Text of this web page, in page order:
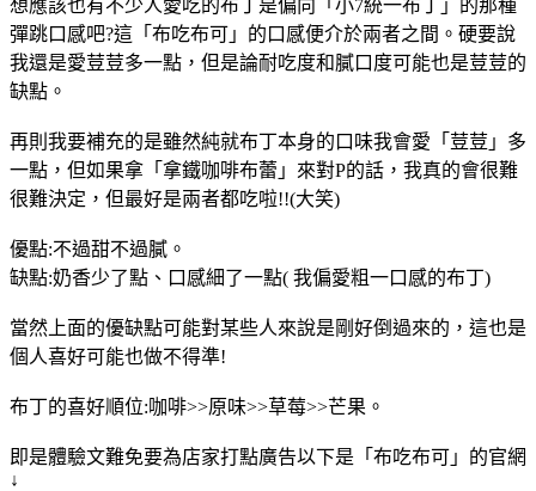
想應該也有不少人愛吃的布丁是偏向「小7統一布丁」的那種
彈跳口感吧?這「布吃布可」的口感便介於兩者之間。硬要說
我還是愛荳荳多一點，但是論耐吃度和膩口度可能也是荳荳的
缺點。
再則我要補充的是雖然純就布丁本身的口味我會愛「荳荳」多
一點，但如果拿「拿鐵咖啡布蕾」來對P的話，我真的會很難
很難決定，但最好是兩者都吃啦!!(大笑)
優點:不過甜不過膩。
缺點:奶香少了點、口感細了一點( 我偏愛粗一口感的布丁)
當然上面的優缺點可能對某些人來說是剛好倒過來的，這也是
個人喜好可能也做不得準!
布丁的喜好順位:咖啡>>原味>>草莓>>芒果。
即是體驗文難免要為店家打點廣告以下是「布吃布可」的官網
↓